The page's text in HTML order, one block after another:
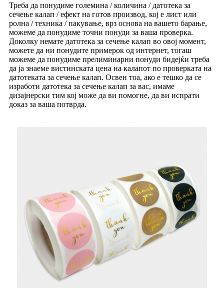
Треба да понудиме големина / количина / датотека за
сечење калап / ефект на готов производ, кој е лист или
ролна / техника / пакување, врз основа на вашето барање,
можеме да понудиме точни понуди за ваша проверка.
Доколку немате датотека за сечење калап во овој момент,
можете да ни понудите примерок од интернет, тогаш
можеме да понудиме прелиминарни понуди бидејќи треба
да ја знаеме вистинската цена на калапот по проверката на
датотеката за сечење калап. Освен тоа, ако е тешко да се
изработи датотека за сечење калап за вас, имаме
дизајнерски тим кој може да ви помогне, да ви испрати
доказ за ваша потврда.